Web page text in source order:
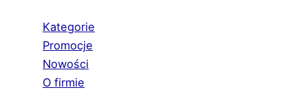
Kategorie
Promocje
Nowości
O firmie